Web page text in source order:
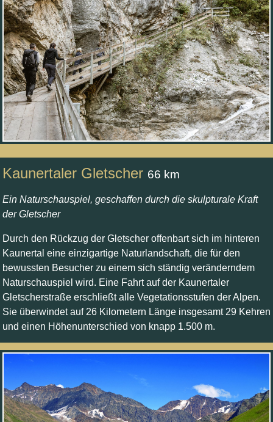
Kaunertaler Gletscher 66 km
Ein Naturschauspiel, geschaffen durch die skulpturale Kraft
der Gletscher
Durch den Rückzug der Gletscher offenbart sich im hinteren
Kaunertal eine einzigartige Naturlandschaft, die für den
bewussten Besucher zu einem sich ständig veränderndem
Naturschauspiel wird. Eine Fahrt auf der Kaunertaler
Gletscherstraße erschließt alle Vegetationsstufen der Alpen.
Sie überwindet auf 26 Kilometern Länge insgesamt 29 Kehren
und einen Höhenunterschied von knapp 1.500 m.